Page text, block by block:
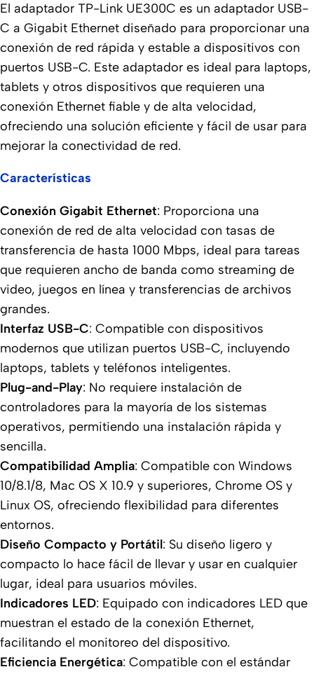
El adaptador TP-Link UE300C es un adaptador USB-
C a Gigabit Ethernet diseñado para proporcionar una
conexión de red rápida y estable a dispositivos con
puertos USB-C. Este adaptador es ideal para laptops,
tablets y otros dispositivos que requieren una
conexión Ethernet fiable y de alta velocidad,
ofreciendo una solución eficiente y fácil de usar para
mejorar la conectividad de red.
Características
Conexión Gigabit Ethernet: Proporciona una
conexión de red de alta velocidad con tasas de
transferencia de hasta 1000 Mbps, ideal para tareas
que requieren ancho de banda como streaming de
video, juegos en línea y transferencias de archivos
grandes.
Interfaz USB-C: Compatible con dispositivos
modernos que utilizan puertos USB-C, incluyendo
laptops, tablets y teléfonos inteligentes.
Plug-and-Play: No requiere instalación de
controladores para la mayoría de los sistemas
operativos, permitiendo una instalación rápida y
sencilla.
Compatibilidad Amplia: Compatible con Windows
10/8.1/8, Mac OS X 10.9 y superiores, Chrome OS y
Linux OS, ofreciendo flexibilidad para diferentes
entornos.
Diseño Compacto y Portátil: Su diseño ligero y
compacto lo hace fácil de llevar y usar en cualquier
lugar, ideal para usuarios móviles.
Indicadores LED: Equipado con indicadores LED que
muestran el estado de la conexión Ethernet,
facilitando el monitoreo del dispositivo.
Eficiencia Energética: Compatible con el estándar